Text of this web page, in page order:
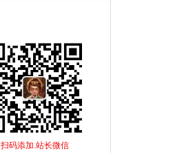
扫码添加.站长微信